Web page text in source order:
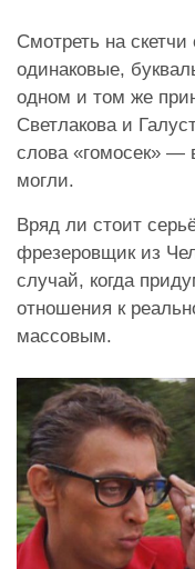
Смотреть на
одинаковые,
одном и том же
Светлакова и
слова «гомосек» —
могли.
Вряд ли стоит
фрезеровщик из
случай, когда
отношения к
массовым.